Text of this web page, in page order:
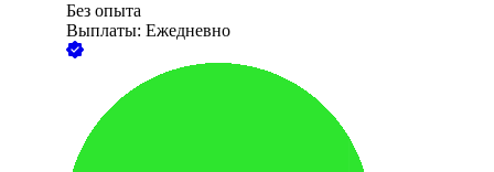
Без опыта
Выплаты: Ежедневно